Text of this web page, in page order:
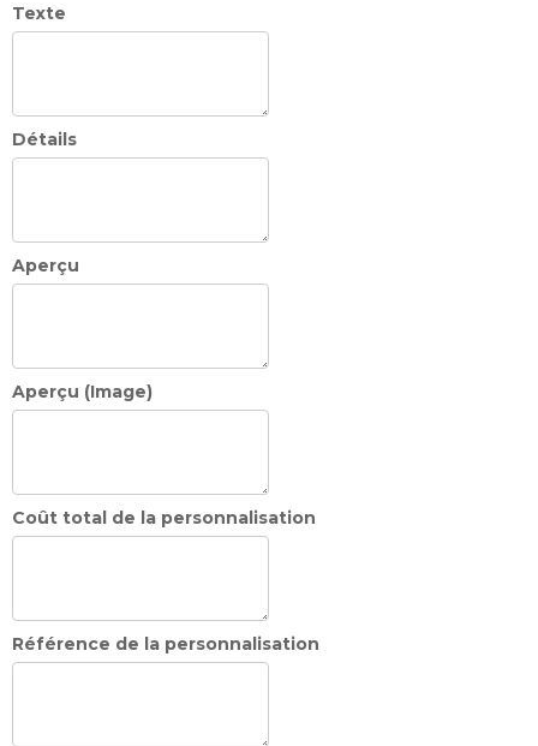
Texte
Détails
Aperçu
Aperçu (Image)
Coût total de la personnalisation
Référence de la personnalisation